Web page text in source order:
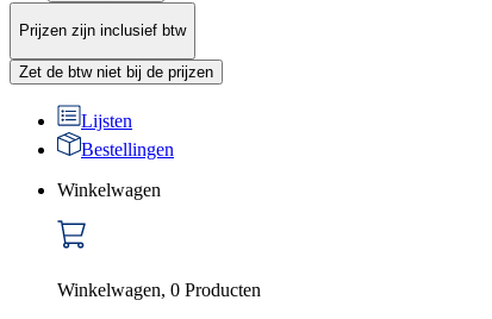
Prijzen zijn inclusief btw
Zet de btw niet bij de prijzen
Lijsten
Bestellingen
Winkelwagen
Winkelwagen, 0 Producten